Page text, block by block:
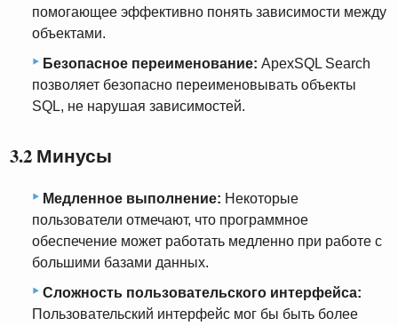
помогающее эффективно понять зависимости между
объектами.
Безопасное переименование: ApexSQL Search
позволяет безопасно переименовывать объекты
SQL, не нарушая зависимостей.
3.2 Минусы
Медленное выполнение: Некоторые
пользователи отмечают, что программное
обеспечение может работать медленно при работе с
большими базами данных.
Сложность пользовательского интерфейса:
Пользовательский интерфейс мог бы быть более